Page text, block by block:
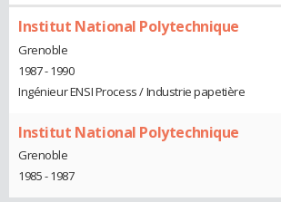
Institut National Polytechnique
Grenoble
1987 - 1990
Ingénieur ENSI Process / Industrie papetière
Institut National Polytechnique
Grenoble
1985 - 1987